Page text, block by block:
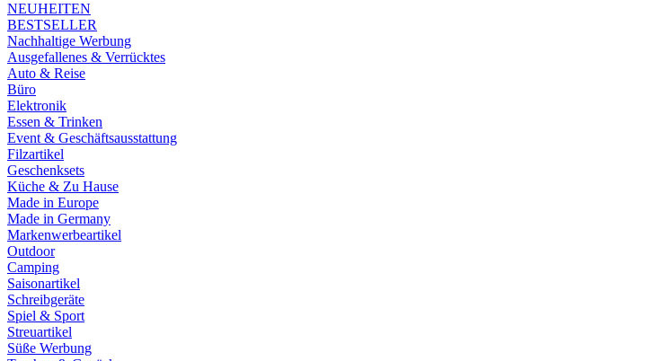
NEUHEITEN
BESTSELLER
Nachhaltige Werbung
Ausgefallenes & Verrücktes
Auto & Reise
Büro
Elektronik
Essen & Trinken
Event & Geschäftsausstattung
Filzartikel
Geschenksets
Küche & Zu Hause
Made in Europe
Made in Germany
Markenwerbeartikel
Outdoor
Camping
Saisonartikel
Schreibgeräte
Spiel & Sport
Streuartikel
Süße Werbung